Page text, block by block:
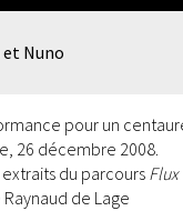
Nuno
pour un
26 décembre 2008.
du parcours Flux
de Lage